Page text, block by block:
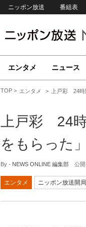
ニッポン放送 番組表
エンタメ ニュース
TOP エンタメ 上戸彩 24時
上戸彩 24
をもらった」
By - NEWS ONLINE 編集部 公開
エンタメ ニッポン放送開